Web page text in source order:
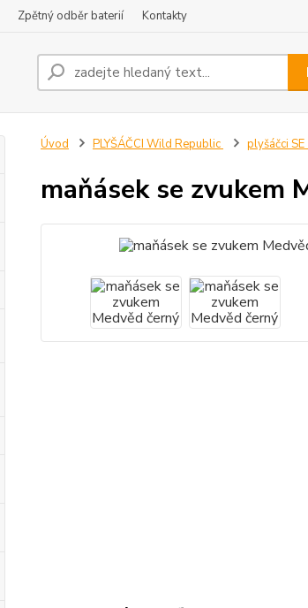
Zpětný odběr baterií Kontakty
Úvod PLYŠÁČCI Wild Republic plyšáčci SE
maňásek se zvukem